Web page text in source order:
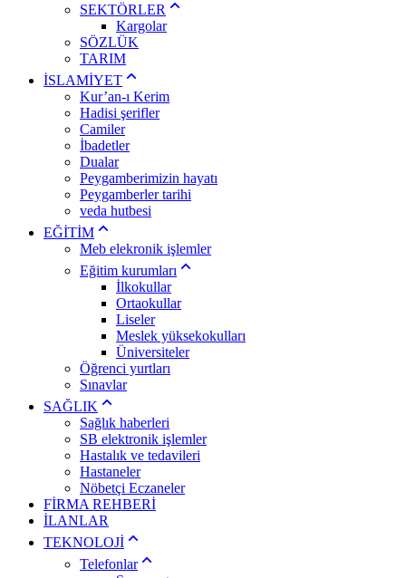
SEKTÖRLER
Kargolar
SÖZLÜK
TARIM
İSLAMİYET
Kur’an-ı Kerim
Hadisi şerifler
Camiler
İbadetler
Dualar
Peygamberimizin hayatı
Peygamberler tarihi
veda hutbesi
EĞİTİM
Meb elekronik işlemler
Eğitim kurumları
İlkokullar
Ortaokullar
Liseler
Meslek yüksekokulları
Üniversiteler
Öğrenci yurtları
Sınavlar
SAĞLIK
Sağlık haberleri
SB elektronik işlemler
Hastalık ve tedavileri
Hastaneler
Nöbetçi Eczaneler
FİRMA REHBERİ
İLANLAR
TEKNOLOJİ
Telefonlar